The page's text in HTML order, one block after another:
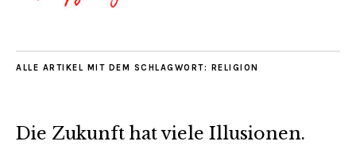
ALLE ARTIKEL MIT DEM SCHLAGWORT: RELIGION
Die Zukunft hat viele Illusionen.